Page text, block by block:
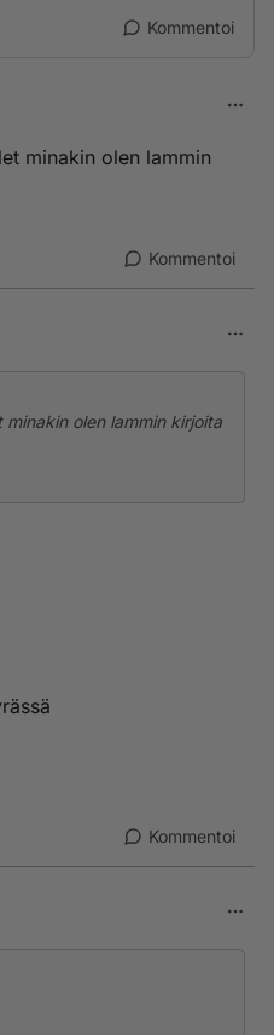
Kommentoi
minakin olen lammin
Kommentoi
olen lammin kirjoita
Kommentoi